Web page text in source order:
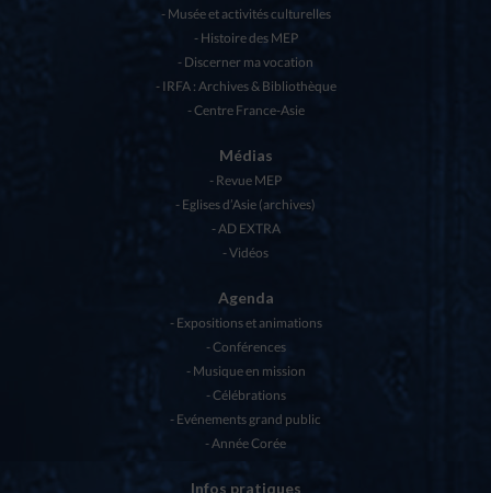
Musée et activités culturelles
Histoire des MEP
Discerner ma vocation
IRFA : Archives & Bibliothèque
Centre France-Asie
Médias
Revue MEP
Eglises d’Asie (archives)
AD EXTRA
Vidéos
Agenda
Expositions et animations
Conférences
Musique en mission
Célébrations
Evénements grand public
Année Corée
Infos pratiques